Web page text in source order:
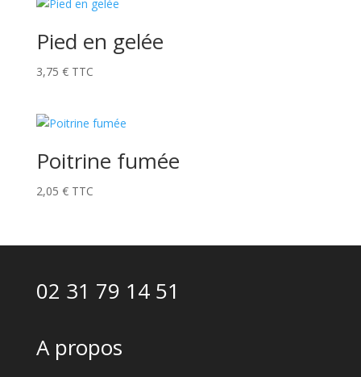
Pied en gelée
3,75 € TTC
Poitrine fumée
2,05 € TTC
02 31 79 14 51
A propos